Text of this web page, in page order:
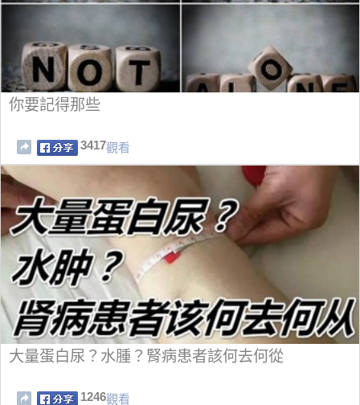
你要記得那些
3417觀看
大量蛋白尿？水腫？腎病患者該何去何從
1246觀看